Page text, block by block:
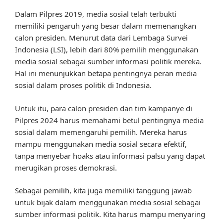
Dalam Pilpres 2019, media sosial telah terbukti
memiliki pengaruh yang besar dalam memenangkan
calon presiden. Menurut data dari Lembaga Survei
Indonesia (LSI), lebih dari 80% pemilih menggunakan
media sosial sebagai sumber informasi politik mereka.
Hal ini menunjukkan betapa pentingnya peran media
sosial dalam proses politik di Indonesia.
Untuk itu, para calon presiden dan tim kampanye di
Pilpres 2024 harus memahami betul pentingnya media
sosial dalam memengaruhi pemilih. Mereka harus
mampu menggunakan media sosial secara efektif,
tanpa menyebar hoaks atau informasi palsu yang dapat
merugikan proses demokrasi.
Sebagai pemilih, kita juga memiliki tanggung jawab
untuk bijak dalam menggunakan media sosial sebagai
sumber informasi politik. Kita harus mampu menyaring